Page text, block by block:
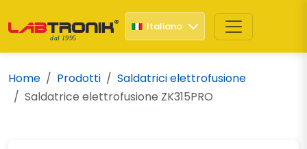
dal 1995
Italiano
Home Prodotti
Saldatrici elettrofusione
Saldatrice elettrofusione ZK315PRO